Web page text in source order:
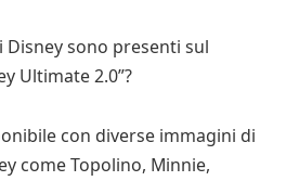
Disney sono presenti sul
Ultimate 2.0”?
con diverse immagini di
come Topolino, Minnie,